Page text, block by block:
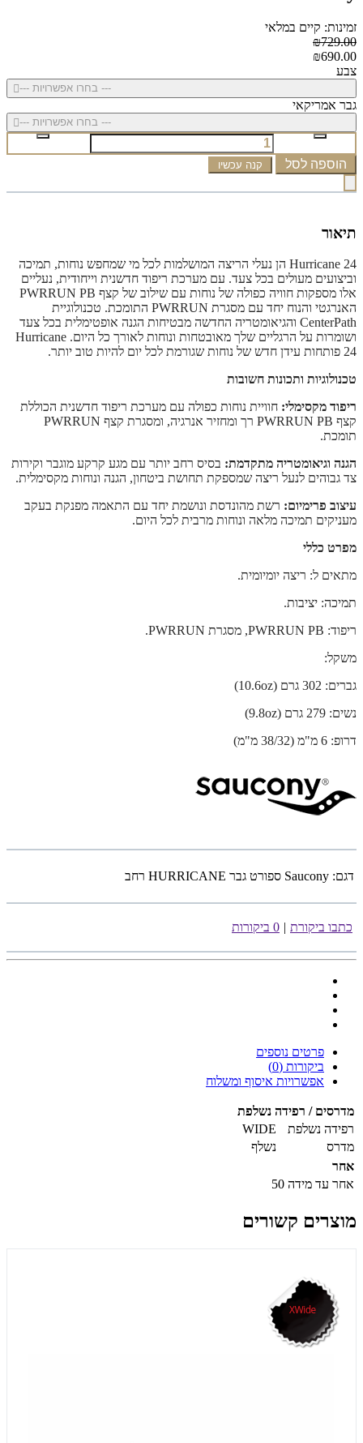
זמינות: קיים במלאי
₪729.00
₪690.00
צבע
--- בחרו אפשרויות ---
גבר אמריקאי
--- בחרו אפשרויות ---
הוספה לסל קנה עכשיו
תיאור
Hurricane 24 הן נעלי הריצה המושלמות לכל מי שמחפש נוחות, תמיכה
וביצועים מעולים בכל צעד. עם מערכת ריפוד חדשנית וייחודית, נעליים
אלו מספקות חוויה כפולה של נוחות עם שילוב של קצף PWRRUN PB
האנרגטי והנוח יחד עם מסגרת PWRRUN התומכת. טכנולוגיית
CenterPath והגיאומטריה החדשה מבטיחות הגנה אופטימלית בכל צעד
ושומרות על הרגליים שלך מאובטחות ונוחות לאורך כל היום. Hurricane
24 פותחות עידן חדש של נוחות שגורמת לכל יום להיות טוב יותר.
טכנולוגיות ותכונות חשובות
ריפוד מקסימלי: חוויית נוחות כפולה עם מערכת ריפוד חדשנית הכוללת
קצף PWRRUN PB רך ומחזיר אנרגיה, ומסגרת קצף PWRRUN
תומכת.
הגנה וגיאומטריה מתקדמת: בסיס רחב יותר עם מגע קרקע מוגבר וקירות
צד גבוהים לנעל ריצה שמספקת תחושת ביטחון, הגנה ונוחות מקסימלית.
עיצוב פרימיום: רשת מהונדסת ונושמת יחד עם התאמה מפנקת בעקב
מעניקים תמיכה מלאה ונוחות מרבית לכל היום.
מפרט כללי
מתאים ל: ריצה יומיומית.
תמיכה: יציבות.
ריפוד: PWRRUN PB, מסגרת PWRRUN.
משקל:
גברים: 302 גרם (10.6oz)
נשים: 279 גרם (9.8oz)
דרופ: 6 מ"מ (38/32 מ"מ)
דגם: Saucony ספורט גבר HURRICANE רחב
כתבו ביקורת | 0 ביקורות
פרטים נוספים
ביקורות (0)
אפשרויות איסוף ומשלוח
מדרסים / רפידה נשלפת
רפידה נשלפת
WIDE
מדרס
נשלף
אחר
אחר עד מידה 50
מוצרים קשורים